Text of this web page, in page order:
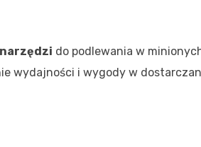
narzędzi do podlewania w
wydajności i wygody w